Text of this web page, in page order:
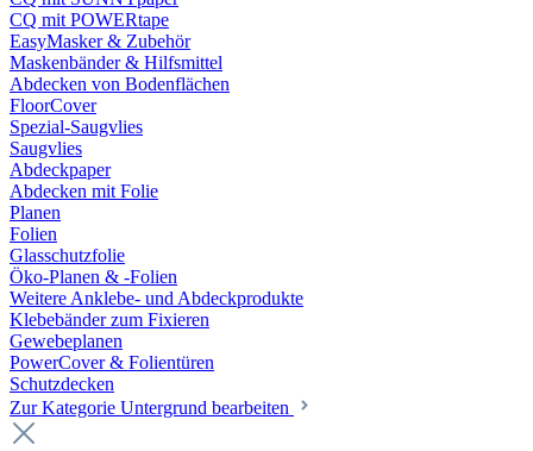
CQ mit POWERtape
EasyMasker & Zubehör
Maskenbänder & Hilfsmittel
Abdecken von Bodenflächen
FloorCover
Spezial-Saugvlies
Saugvlies
Abdeckpaper
Abdecken mit Folie
Planen
Folien
Glasschutzfolie
Öko-Planen & -Folien
Weitere Anklebe- und Abdeckprodukte
Klebebänder zum Fixieren
Gewebeplanen
PowerCover & Folientüren
Schutzdecken
Zur Kategorie Untergrund bearbeiten